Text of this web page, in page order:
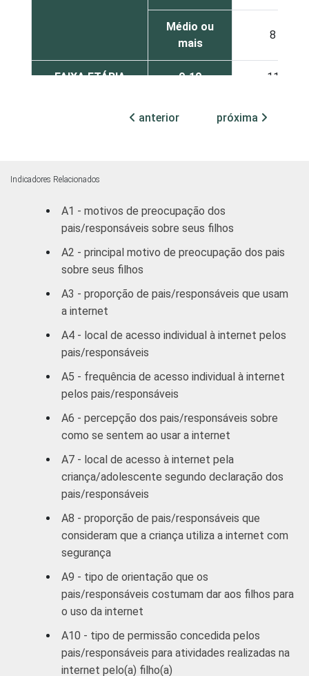
Médio ou
mais
8
FAIXA ETÁRIA
9-10 11
RENDA FAMILIAR Até 1 SM
Mais de 1
SM até 2 SM
11
Mais de 2
CLASSE SOCIAL
C
DE
1Respostas estimuladas. Dados coletados
entre abril e julho de 2012.
anterior próxima
Indicadores Relacionados
A1 - motivos de preocupação dos
pais/responsáveis sobre seus filhos
A2 - principal motivo de preocupação dos pais
sobre seus filhos
A3 - proporção de pais/responsáveis que usam
a internet
A4 - local de acesso individual à internet pelos
pais/responsáveis
A5 - frequência de acesso individual à internet
pelos pais/responsáveis
A6 - percepção dos pais/responsáveis sobre
como se sentem ao usar a internet
A7 - local de acesso à internet pela
criança/adolescente segundo declaração dos
pais/responsáveis
A8 - proporção de pais/responsáveis que
consideram que a criança utiliza a internet com
segurança
A9 - tipo de orientação que os
pais/responsáveis costumam dar aos filhos para
o uso da internet
A10 - tipo de permissão concedida pelos
pais/responsáveis para atividades realizadas na
internet pelo(a) filho(a)